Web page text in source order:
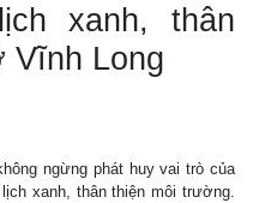
xanh, thân
Vĩnh Long
ngừng phát huy vai trò của
xanh, thân thiện môi trường.